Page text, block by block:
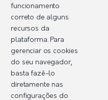
funcionamento
correto de alguns
recursos da
plataforma. Para
gerenciar os cookies
do seu navegador,
basta fazê-lo
diretamente nas
configurações do